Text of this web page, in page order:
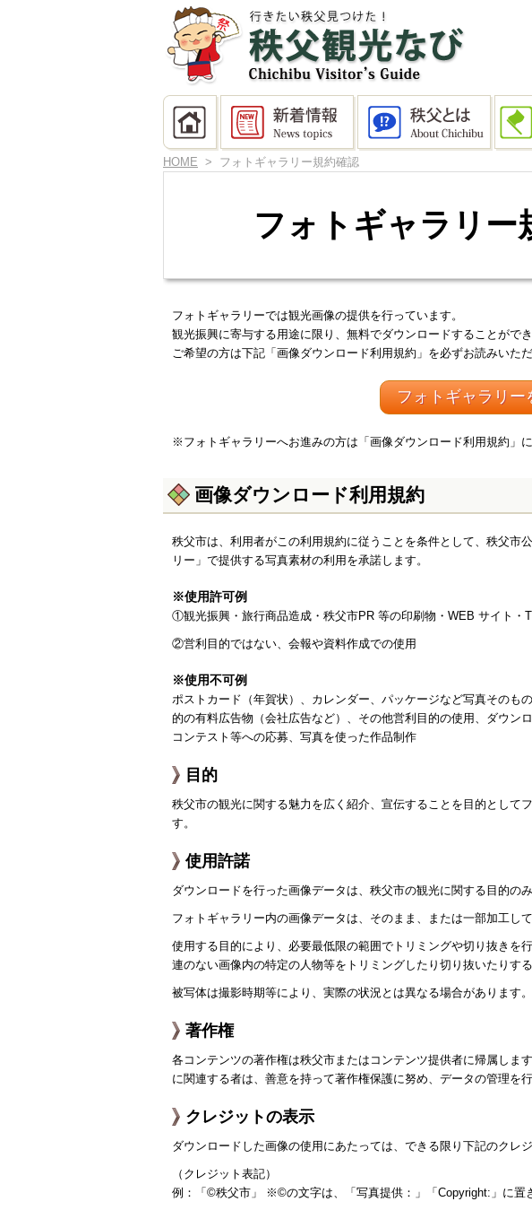
HOME > フォトギャラリー規約確認
フォトギャラリー
フォトギャラリーでは観光画像の提供を行っています。
観光振興に寄与する用途に限り、無料でダウンロードすることができ
ご希望の方は下記「画像ダウンロード利用規約」を必ずお読みいた
フォトギャラリー
※フォトギャラリーへお進みの方は「画像ダウンロード利用規約」
画像ダウンロード利用規約
秩父市は、利用者がこの利用規約に従うことを条件として、秩父市
リー」で提供する写真素材の利用を承諾します。
※使用許可例
①観光振興・旅行商品造成・秩父市PR 等の印刷物・WEB サイト・
②営利目的ではない、会報や資料作成での使用
※使用不可例
ポストカード（年賀状）、カレンダー、パッケージなど写真そのも
的の有料広告物（会社広告など）、その他営利目的の使用、ダウン
コンテスト等への応募、写真を使った作品制作
目的
秩父市の観光に関する魅力を広く紹介、宣伝することを目的として
す。
使用許諾
ダウンロードを行った画像データは、秩父市の観光に関する目的の
フォトギャラリー内の画像データは、そのまま、または一部加工して
使用する目的により、必要最低限の範囲でトリミングや切り抜きを
連のない画像内の特定の人物等をトリミングしたり切り抜いたりす
被写体は撮影時期等により、実際の状況とは異なる場合があります
著作権
各コンテンツの著作権は秩父市またはコンテンツ提供者に帰属しま
に関連する者は、善意を持って著作権保護に努め、データの管理を行
クレジットの表示
ダウンロードした画像の使用にあたっては、できる限り下記のクレ
（クレジット表記）
例：「©秩父市」 ※©の文字は、「写真提供：」「Copyright:」に置